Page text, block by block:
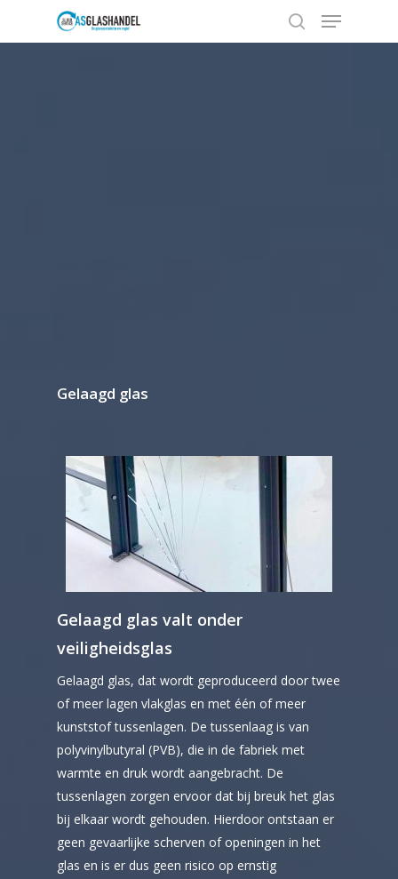
Gelaagd glas
Gelaagd glas valt onder
veiligheidsglas
Gelaagd glas, dat wordt geproduceerd door twee
of meer lagen vlakglas en met één of meer
kunststof tussenlagen. De tussenlaag is van
polyvinylbutyral (PVB), die in de fabriek met
warmte en druk wordt aangebracht. De
tussenlagen zorgen ervoor dat bij breuk het glas
bij elkaar wordt gehouden. Hierdoor ontstaan er
geen gevaarlijke scherven of openingen in het
glas en is er dus geen risico op ernstig